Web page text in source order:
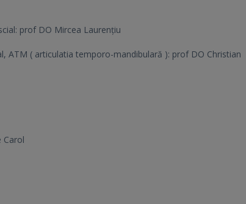
prof DO Mircea Laurențiu
ATM ( articulatia temporo-mandibulară ): prof DO Christian
Carol